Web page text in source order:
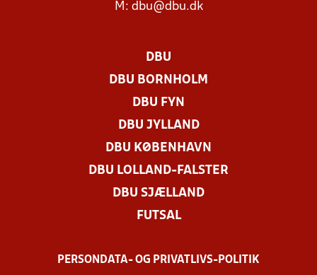
M: dbu@dbu.dk
DBU
DBU BORNHOLM
DBU FYN
DBU JYLLAND
DBU KØBENHAVN
DBU LOLLAND-FALSTER
DBU SJÆLLAND
FUTSAL
PERSONDATA- OG PRIVATLIVS-POLITIK